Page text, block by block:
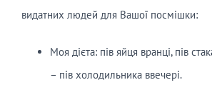
видатних людей для Вашої посмішки:
Моя дієта: пів яйця вранці, пів
– пів холодильника ввечері.